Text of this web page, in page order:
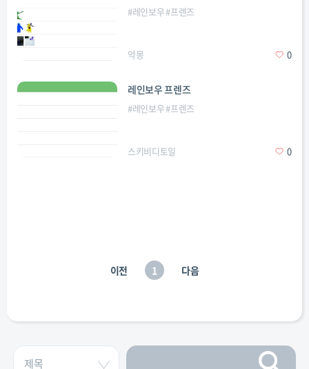
#레인보우#프렌즈
악몽 0
레인보우 프렌즈
#레인보우#프렌즈
스키비디토일 0
이전 1 다음